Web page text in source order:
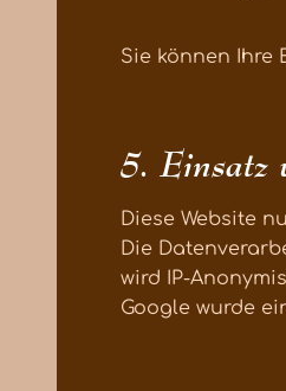
Sie können Ihre
5. Einsatz
Diese Website
Die
wird IP-
Google wurde